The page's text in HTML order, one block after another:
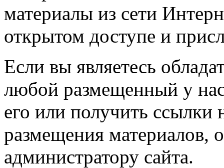
материалы из сети
открытом доступе и
Если вы являетесь
любой размещенный у
его или получить ссылки
размещения материалов,
администратору сайта.